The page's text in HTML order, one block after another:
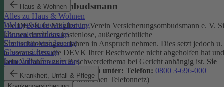
Haus & Wohnen
Alles zu Haus & Wohnen
Wohngebäudeversicherung
Hausratversicherung
Elementarversicherung
Glasversicherung
Immobilienfinanzierung
Krankheit, Unfall & Pflege
Versicherungsombudsmann
Die DEVK ist Mitglied im Verein Versicherungsombudsmann e. V.
können damit das kostenlose, außergerichtliche
Streitschlichtungsverfahren in Anspruch nehmen. Dies setzt jedoch u.
a. voraus, dass die DEVK Ihrer Beschwerde nicht abgeholfen hat und
kein Verfahren zum Beschwerdethema bei Gericht anhängig ist. Sie
erreichen den Ombudsmann unter: Telefon: 0800 3-696-000
(gebührenfrei aus dem deutschen Telefonnetz)